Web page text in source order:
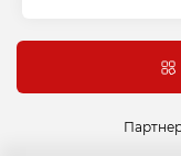
Вытяжки
Варочные центры
Гарантия и